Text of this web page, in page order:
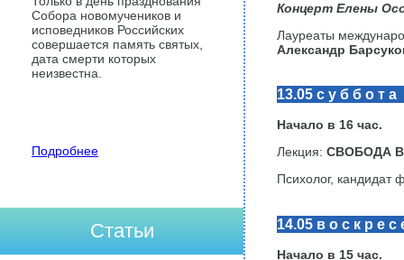
Концерт Елены
Лауреаты
Александр
13.05 с у б б о т а
Начало в 16 час.
Лекция: СВОБОДА
Психолог, кандидат
14.05 в о с к р е с
Начало в 15 час.
Собора новомучеников и
исповедников Российских
совершается память святых,
дата смерти которых
неизвестна.
Подробнее
Статьи